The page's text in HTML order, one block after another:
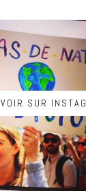
VOIR SUR